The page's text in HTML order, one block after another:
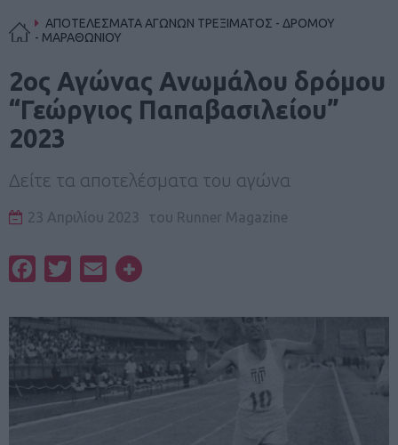
ΑΠΟΤΕΛΕΣΜΑΤΑ ΑΓΩΝΩΝ ΤΡΕΞΙΜΑΤΟΣ - ΔΡΟΜΟΥ
- ΜΑΡΑΘΩΝΙΟΥ
2ος Αγώνας Ανωμάλου δρόμου
“Γεώργιος Παπαβασιλείου”
2023
Δείτε τα αποτελέσματα του αγώνα
23 Απριλίου 2023 του Runner Magazine
FacebookTwitterEmail